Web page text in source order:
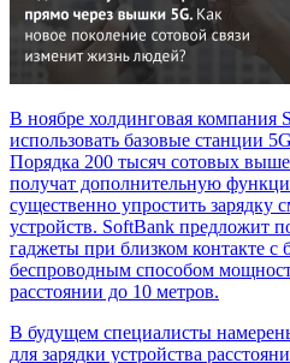
В ноябре холдинговая компания
использовать базовые станции
Порядка 200 тысяч сотовых
получат дополнительную
существенно упростить зарядку
устройств. SoftBank предложит
гаджеты при близком контакте
беспроводным способом
расстоянии до 10 метров.
В будущем специалисты
для зарядки устройства